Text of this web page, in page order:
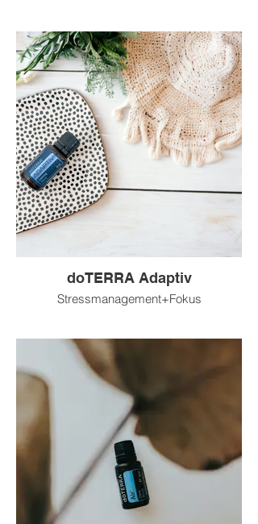
doTERRA Adaptiv
Stressmanagement+Fokus